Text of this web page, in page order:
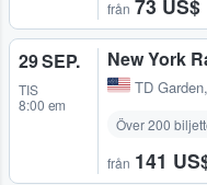
från 73 US$
29 SEP.
TIS
8:00 em
New York
TD Garden,
Över 200
från 141